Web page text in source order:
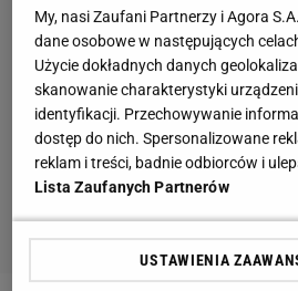
My, nasi Zaufani Partnerzy i Agora
dane osobowe w następujących
Użycie dokładnych danych
skanowanie charakterystyki
identyfikacji. Przechowywanie
dostęp do nich. Spersonalizowane
reklam i treści, badnie odbiorców i
Lista Zaufanych Partnerów
USTAWIENIA